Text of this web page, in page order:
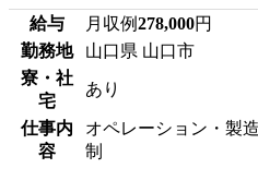
給与 月収例278,000円
勤務地
山口県 山口市
寮・社
宅
あり
仕事内
容
オペレーション・製
制